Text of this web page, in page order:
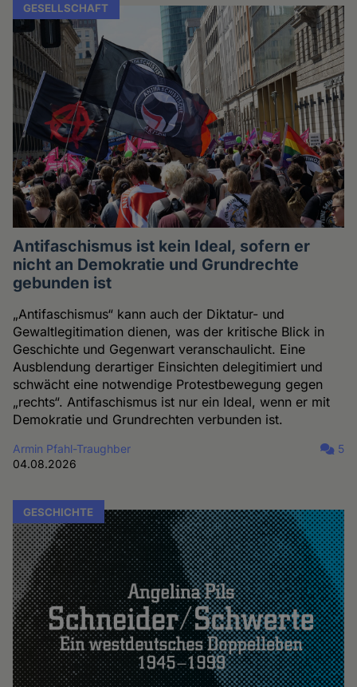
GESELLSCHAFT
Antifaschismus ist kein Ideal, sofern er
nicht an Demokratie und Grundrechte
gebunden ist
„Antifaschismus“ kann auch der Diktatur- und
Gewaltlegitimation dienen, was der kritische Blick in
Geschichte und Gegenwart veranschaulicht. Eine
Ausblendung derartiger Einsichten delegitimiert und
schwächt eine notwendige Protestbewegung gegen
„rechts“. Antifaschismus ist nur ein Ideal, wenn er mit
Demokratie und Grundrechten verbunden ist.
Armin Pfahl-Traughber
04.08.2026
5
GESCHICHTE